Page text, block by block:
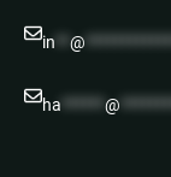
in @
ha @